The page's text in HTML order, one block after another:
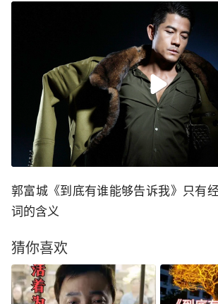
郭富城《到底有谁能够告诉我》只有
词的含义
猜你喜欢